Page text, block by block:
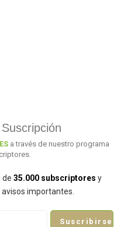
Suscripción
a través de nuestro programa
de 35.000 subscriptores y
importantes.
Suscribirse